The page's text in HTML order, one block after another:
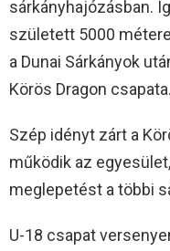
sárkányhajózásban.
született 5000
a Dunai Sárkányok
Körös Dragon csapata.
Szép idényt zárt a
működik az
meglepetést a többi
U-18 csapat